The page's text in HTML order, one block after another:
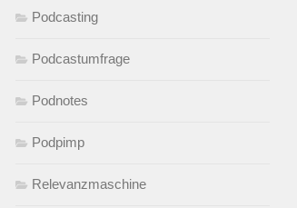
Podcasting
Podcastumfrage
Podnotes
Podpimp
Relevanzmaschine